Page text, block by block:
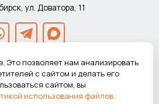
ул. Доватора, 11
Все права защищены.
Это позволяет нам анализировать
с сайтом и делать его
сайтом, вы
использования файлов